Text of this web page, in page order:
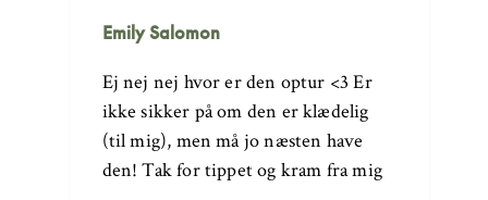
Emily Salomon
Ej nej nej hvor er den optur <3 Er
ikke sikker på om den er klædelig
(til mig), men må jo næsten have
den! Tak for tippet og kram fra mig